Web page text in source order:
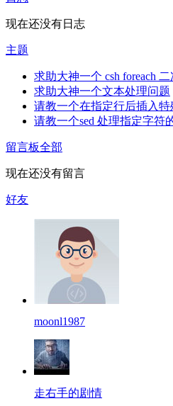
现在还没有日志
主题
求助大神一个 csh foreach
求助大神一个文本处理问题
请教一个在指定行后插入特
请教一个sed 处理指定字符
留言板全部
现在还没有留言
好友
moonl1987
走右手的剧情